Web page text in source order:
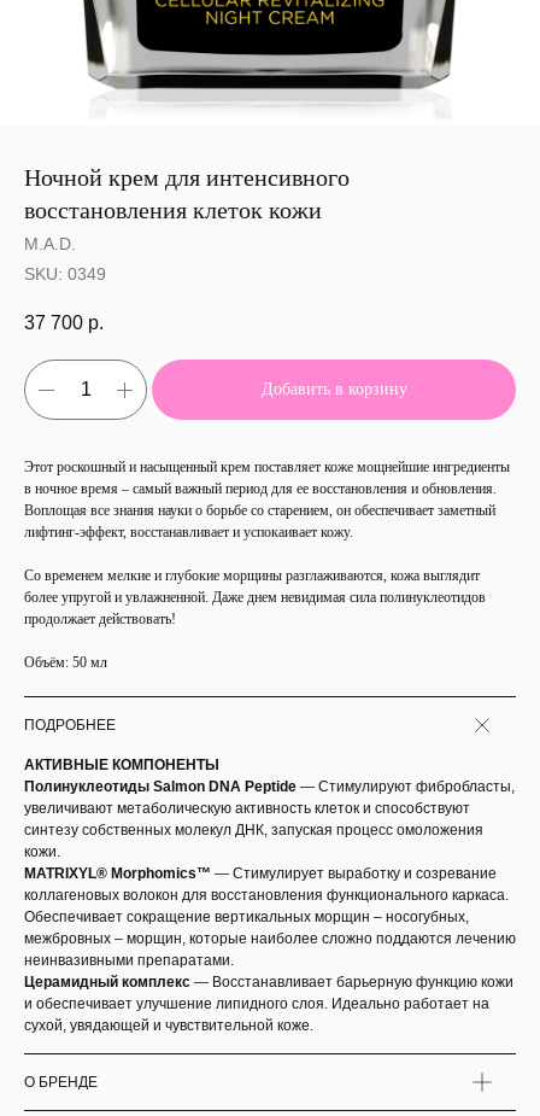
Ночной крем для интенсивного
восстановления клеток кожи
M.A.D.
SKU: 0349
37 700 р.
Добавить в корзину
Этот роскошный и насыщенный крем поставляет коже мощнейшие ингредиенты
в ночное время – самый важный период для ее восстановления и обновления.
Воплощая все знания науки о борьбе со старением, он обеспечивает заметный
лифтинг-эффект, восстанавливает и успокаивает кожу.
Со временем мелкие и глубокие морщины разглаживаются, кожа выглядит
более упругой и увлажненной. Даже днем невидимая сила полинуклеотидов
продолжает действовать!
Объём: 50 мл
ПОДРОБНЕЕ
АКТИВНЫЕ КОМПОНЕНТЫ
Полинуклеотиды Salmon DNA Peptide — Стимулируют фибробласты,
увеличивают метаболическую активность клеток и способствуют
синтезу собственных молекул ДНК, запуская процесс омоложения
кожи.
MATRIXYL® Morphomics™ — Стимулирует выработку и созревание
коллагеновых волокон для восстановления функционального каркаса.
Обеспечивает сокращение вертикальных морщин – носогубных,
межбровных – морщин, которые наиболее сложно поддаются лечению
неинвазивными препаратами.
Церамидный комплекс — Восстанавливает барьерную функцию кожи
и обеспечивает улучшение липидного слоя. Идеально работает на
сухой, увядающей и чувствительной коже.
О БРЕНДЕ